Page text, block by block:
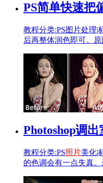
PS简单快速把
教程分类:PS图片处理|
后再整体润色即可。
Photoshop调
教程分类:PS照片美化|
的色调会有一点失真